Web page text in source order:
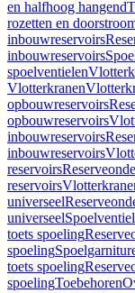
en halfhoog hangend
rozetten en
inbouwreservoirs
inbouwreservoirs
spoelventielen
Vlotterkranen
opbouwreservoirs
opbouwreservoirs
inbouwreservoirs
inbouwreservoirs
reservoirs
reservoirs
universeel
universeel
toets spoeling
spoeling
toets spoeling
spoelingToebehoren